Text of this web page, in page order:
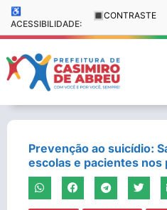
♿
ACESSIBILIDADE:
🔳 CONTRASTE
Prevenção ao suicídio:
escolas e pacientes nos